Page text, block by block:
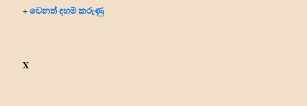
+වෙනත් දහම් කරුණු
X